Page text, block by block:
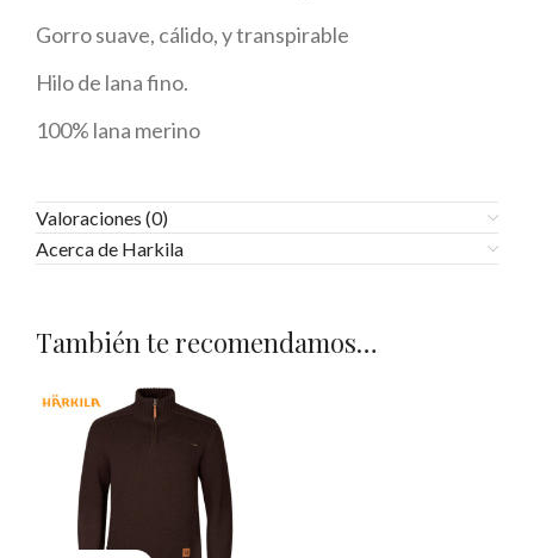
Gorro suave, cálido, y transpirable
Hilo de lana fino.
100% lana merino
Valoraciones (0)
Acerca de Harkila
También te recomendamos…